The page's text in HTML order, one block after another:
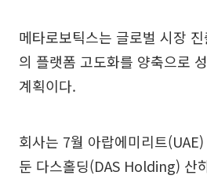
메타로보틱스는 글로벌 시장
의 플랫폼 고도화를 양축으로
계획이다.
회사는 7월 아랍에미리트
둔 다스홀딩(DAS Holding) 산